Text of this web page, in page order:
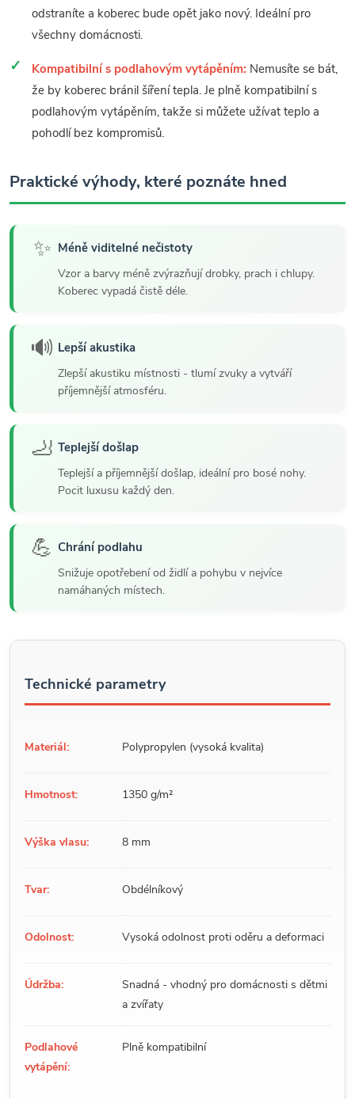
odstraníte a koberec bude opět jako nový. Ideální pro
všechny domácnosti.
Kompatibilní s podlahovým vytápěním: Nemusíte se bát,
že by koberec bránil šíření tepla. Je plně kompatibilní s
podlahovým vytápěním, takže si můžete užívat teplo a
pohodlí bez kompromisů.
Praktické výhody, které poznáte hned
✨ Méně viditelné nečistoty
Vzor a barvy méně zvýrazňují drobky, prach i chlupy.
Koberec vypadá čistě déle.
🔊 Lepší akustika
Zlepší akustiku místnosti - tlumí zvuky a vytváří
příjemnější atmosféru.
🦶 Teplejší došlap
Teplejší a příjemnější došlap, ideální pro bosé nohy.
Pocit luxusu každý den.
💪 Chrání podlahu
Snižuje opotřebení od židlí a pohybu v nejvíce
namáhaných místech.
Technické parametry
Materiál: Polypropylen (vysoká kvalita)
Hmotnost: 1350 g/m²
Výška vlasu: 8 mm
Tvar: Obdélníkový
Odolnost: Vysoká odolnost proti oděru a deformaci
Údržba:
Snadná - vhodný pro domácnosti s dětmi
a zvířaty
Podlahové
vytápění:
Plně kompatibilní